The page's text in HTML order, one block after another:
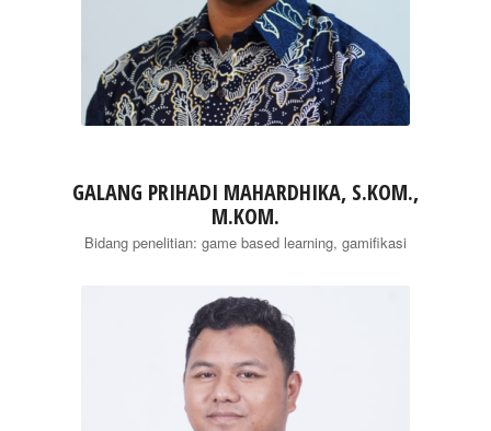
GALANG PRIHADI MAHARDHIKA, S.KOM.,
M.KOM.
Bidang penelitian: game based learning, gamifikasi